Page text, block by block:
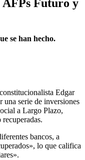
AFPs Futuro y
se han hecho.
Edgar
una serie de inversiones
a Largo Plazo,
recuperadas.
bancos, a
lo que califica